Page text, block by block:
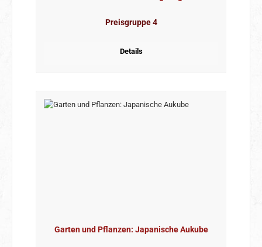
Preisgruppe 4
Details
Garten und Pflanzen: Japanische Aukube